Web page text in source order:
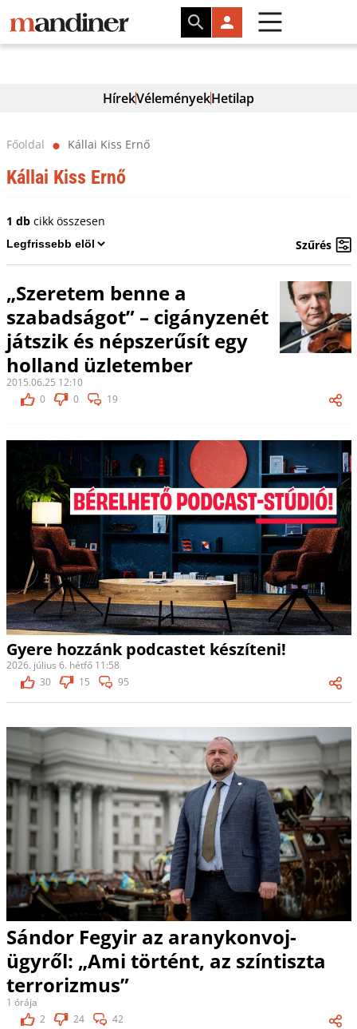
HírekVéleményekHetilap
Főoldal ⬤ Kállai Kiss Ernő
Kállai Kiss Ernő
1 dbcikk összesen
Szűrés
„Szeretem benne a
szabadságot” – cigányzenét
játszik és népszerűsít egy
holland üzletember
2015.06.25 12:10
0
0 19
Gyere hozzánk podcastet készíteni!
2026. július 6. hétfő 11:58
30
15 95
Sándor Fegyir az aranykonvoj-
ügyről: „Ami történt, az színtiszta
terrorizmus”
1 órája
2
24 42